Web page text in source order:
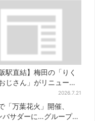
阪駅直結】梅田の「りく
じさん」がリニューア
チーズケーキ以外も充
ばず買える「ロッカ
設置
2026.7.21
万葉花火」開催、
サダーに…グループ楽